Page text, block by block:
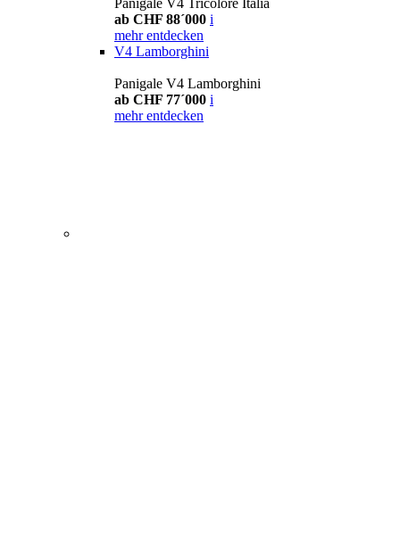
Panigale V4 Tricolore Italia
ab CHF 88´000 i
mehr entdecken
V4 Lamborghini
Panigale V4 Lamborghini
ab CHF 77´000 i
mehr entdecken